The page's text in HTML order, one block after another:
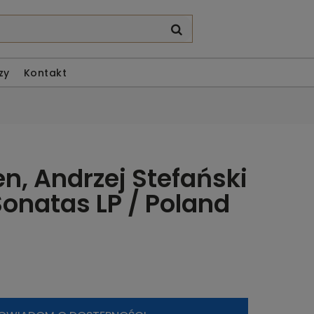
Kontakt
Andrzej Stefański
LP / Poland